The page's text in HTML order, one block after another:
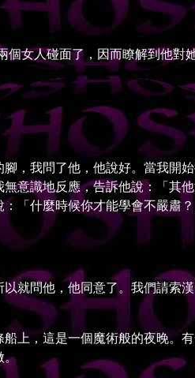
女人碰面了，因而瞭解到他對
我問了他，他說好。當我開
意識地反應，告訴他說：「其
「什麼時候你才能學會不嚴肅
問他，他同意了。我們請索
，這是一個魔術般的夜晚。有
。